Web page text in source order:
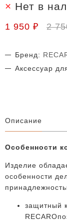
Нет в
1 950 ₽ 2
Бренд:
Аксессуар
Описание
Особенности
Изделие
особенности
защитный